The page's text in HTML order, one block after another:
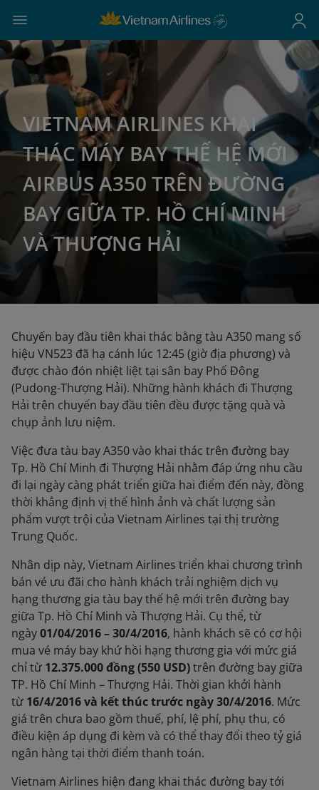
VIETNAM AIRLINES KHAI
THÁC MÁY BAY THẾ HỆ MỚI
AIRBUS A350 TRÊN ĐƯỜNG
BAY GIỮA TP. HỒ CHÍ MINH
VÀ THƯỢNG HẢI
Chuyến bay đầu tiên khai thác bằng tàu A350 mang số
hiệu VN523 đã hạ cánh lúc 12:45 (giờ địa phương) và
được chào đón nhiệt liệt tại sân bay Phố Đông
(Pudong-Thượng Hải). Những hành khách đi Thượng
Hải trên chuyến bay đầu tiên đều được tặng quà và
chụp ảnh lưu niệm.
Việc đưa tàu bay A350 vào khai thác trên đường bay
Tp. Hồ Chí Minh đi Thượng Hải nhằm đáp ứng nhu cầu
đi lại ngày càng phát triển giữa hai điểm đến này, đồng
thời khẳng định vị thế hình ảnh và chất lượng sản
phẩm vượt trội của Vietnam Airlines tại thị trường
Trung Quốc.
Nhân dịp này, Vietnam Airlines triển khai chương trình
bán vé ưu đãi cho hành khách trải nghiệm dịch vụ
hạng thương gia tàu bay thế hệ mới trên đường bay
giữa Tp. Hồ Chí Minh và Thượng Hải. Cụ thể, từ
ngày01/04/2016 – 30/4/2016, hành khách sẽ có cơ hội
mua vé máy bay khứ hồi hạng thương gia với mức giá
chỉ từ 12.375.000 đồng (550 USD)trên đường bay giữa
TP. Hồ Chí Minh – Thượng Hải. Thời gian khởi hành
từ 16/4/2016 và kết thúc trước ngày 30/4/2016. Mức
giá trên chưa bao gồm thuế, phí, lệ phí, phụ thu, có
điều kiện áp dụng đi kèm và có thể thay đổi theo tỷ giá
ngân hàng tại thời điểm thanh toán.
Vietnam Airlines hiện đang khai thác đường bay tới